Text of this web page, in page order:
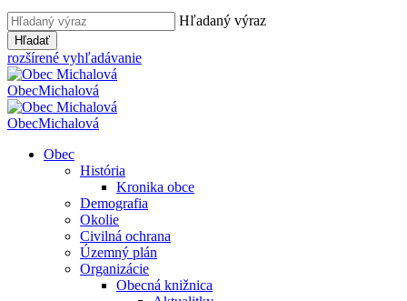
Hľadaný výraz
Hľadať
rozšírené vyhľadávanie
ObecMichalová
ObecMichalová
Obec
História
Kronika obce
Demografia
Okolie
Civilná ochrana
Územný plán
Organizácie
Obecná knižnica